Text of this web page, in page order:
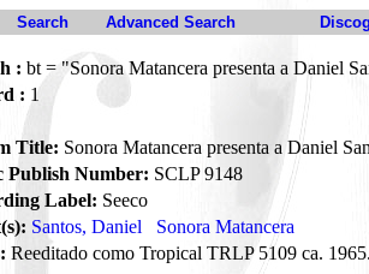
Search Advanced Search
: bt = "Sonora Matancera presenta a Daniel
: 1
Title: Sonora Matancera presenta a Daniel
Publish Number: SCLP 9148
Label: Seeco
Santos, Daniel
Sonora Matancera
Reeditado como Tropical TRLP 5109 ca.